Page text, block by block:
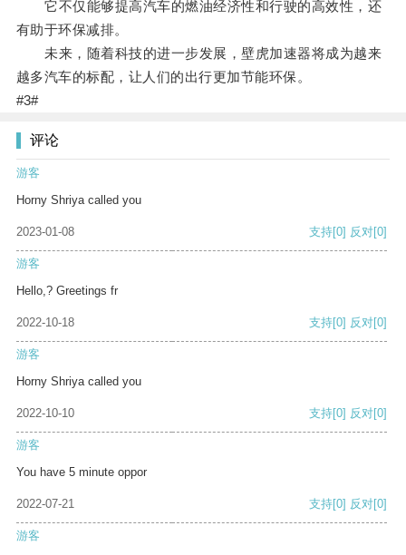
它不仅能够提高汽车的燃油经济性和行驶的高效性，还
有助于环保减排。
未来，随着科技的进一步发展，壁虎加速器将成为越来
越多汽车的标配，让人们的出行更加节能环保。
#3#
评论
游客
Horny Shriya called you
2023-01-08 支持[0] 反对[0]
游客
Hello,? Greetings fr
2022-10-18 支持[0] 反对[0]
游客
Horny Shriya called you
2022-10-10 支持[0] 反对[0]
游客
You have 5 minute oppor
2022-07-21 支持[0] 反对[0]
游客